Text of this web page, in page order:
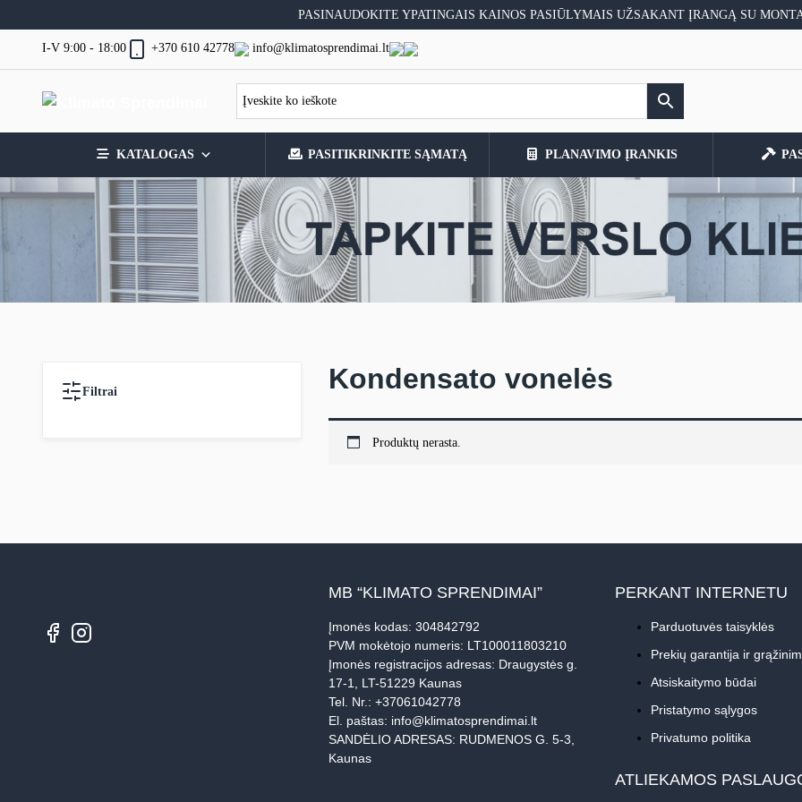
to
PASINAUDOKITE YPATINGAIS KAINOS PASIŪLYMAIS UŽSAKANT ĮRANGĄ SU
I-V 9:00 - 18:00 +370 610 42778 info@klimatosprendimai.lt
KATALOGAS PASITIKRINKITE SĄMATĄ PLANAVIMO ĮRANKIS
Filtrai Kondensato vonelės
Produktų nerasta.
MB “KLIMATO SPRENDIMAI”
Įmonės kodas: 304842792
PVM mokėtojo numeris: LT100011803210
Įmonės registracijos adresas: Draugystės g.
17-1, LT-51229 Kaunas
Tel. Nr.: +37061042778
El. paštas: info@klimatosprendimai.lt
SANDĖLIO ADRESAS: RUDMENOS G. 5-3,
Kaunas
PERKANT INTERNETU
Parduotuvės taisyklės
Prekių garantija ir
Atsiskaitymo būdai
Pristatymo sąlygos
Privatumo politika
ATLIEKAMOS